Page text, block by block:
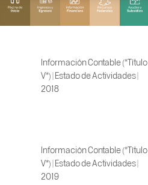
Información Contable (*Título
V*) | Estado de Actividades |
2018
Información Contable (*Título
V*) | Estado de Actividades |
2019